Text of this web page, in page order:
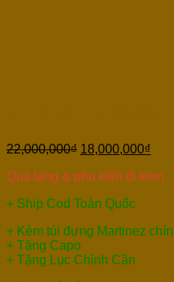
22,000,000₫ 18,000,000₫
Quà tặng & phụ kiện đi kèm
+ Ship Cod Toàn Quốc
+ Kèm túi đựng Martinez
+ Tặng Capo
+ Tặng Lục Chỉnh Cần